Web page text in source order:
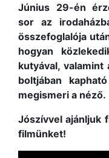
Június 29-én
sor az
összefoglalója
hogyan
kutyával, valamint
boltjában
megismeri a néző.
Jószívvel ajánljuk
filmünket!